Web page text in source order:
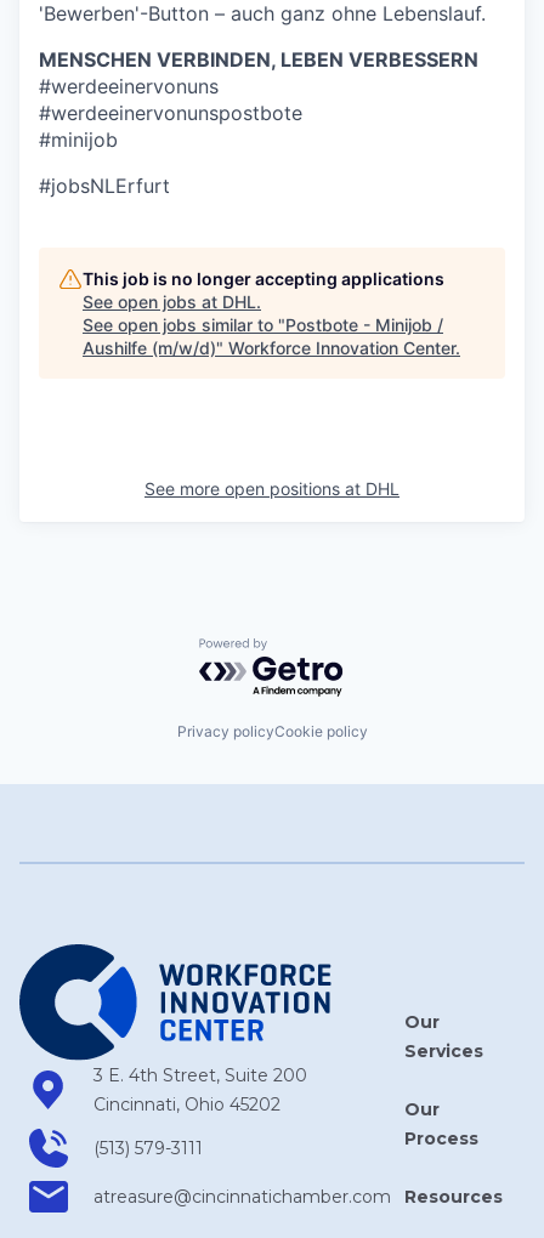
'Bewerben'-Button – auch ganz ohne Lebenslauf.
MENSCHEN VERBINDEN, LEBEN VERBESSERN
#werdeeinervonuns
#werdeeinervonunspostbote
#minijob
#jobsNLErfurt
This job is no longer accepting applications
See open jobs at DHL.
See open jobs similar to "Postbote - Minijob /
Aushilfe (m/w/d)" Workforce Innovation Center.
See more open positions at DHL
Powered by Getro.com
Privacy policyCookie policy
3 E. 4th Street, Suite 200
Cincinnati, Ohio 45202
(513) 579-3111
atreasure​@cincinnatichamber​.com
Our
Services
Our
Process
Resources